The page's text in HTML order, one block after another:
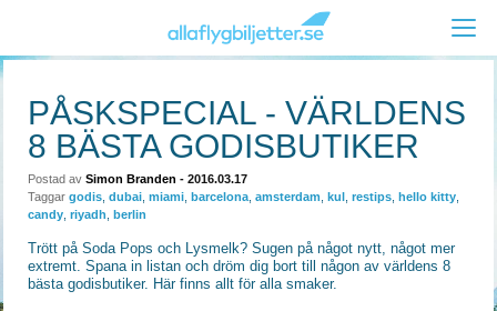
PÅSKSPECIAL - VÄRLDENS
8 BÄSTA GODISBUTIKER
Postad avSimon Branden - 2016.03.17
Taggar godis ,dubai ,miami ,barcelona ,amsterdam ,kul ,restips ,hello kitty
candy ,riyadh ,berlin
Trött på Soda Pops och Lysmelk? Sugen på något nytt, något mer
extremt. Spana in listan och dröm dig bort till någon av världens 8
bästa godisbutiker. Här finns allt för alla smaker.